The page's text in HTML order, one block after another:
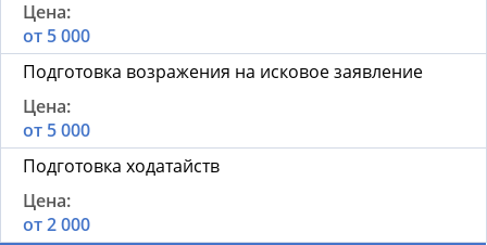
от 5 000
Подготовка возражения на исковое заявление
от 5 000
Подготовка ходатайств
от 2 000